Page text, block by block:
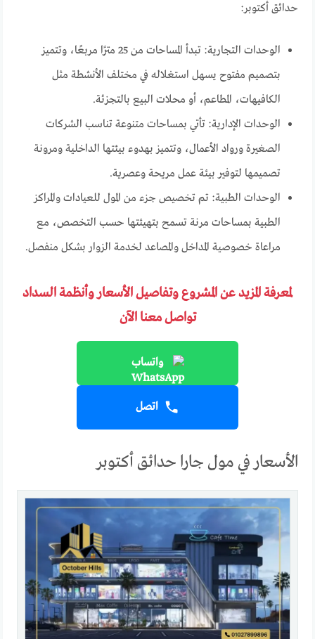
حدائق أكتوبر:
الوحدات التجارية: تبدأ المساحات من 25 مترًا مربعًا، وتتميز
بتصميم مفتوح يسهل استغلاله في مختلف الأنشطة مثل
الكافيهات، المطاعم، أو محلات البيع بالتجزئة.
الوحدات الإدارية: تأتي بمساحات متنوعة تناسب الشركات
الصغيرة ورواد الأعمال، وتتميز بهدوء بيئتها الداخلية ومرونة
تصميمها لتوفير بيئة عمل مريحة وعصرية.
الوحدات الطبية: تم تخصيص جزء من المول للعيادات والمراكز
الطبية بمساحات مرنة تسمح بتهيئتها حسب التخصص، مع
مراعاة خصوصية المداخل والمصاعد لخدمة الزوار بشكل منفصل.
لمعرفة المزيد عن المشروع وتفاصيل الأسعار وأنظمة السداد
تواصل معنا الآن
واتساب
اتصل
الأسعار في مول جارا حدائق أكتوبر